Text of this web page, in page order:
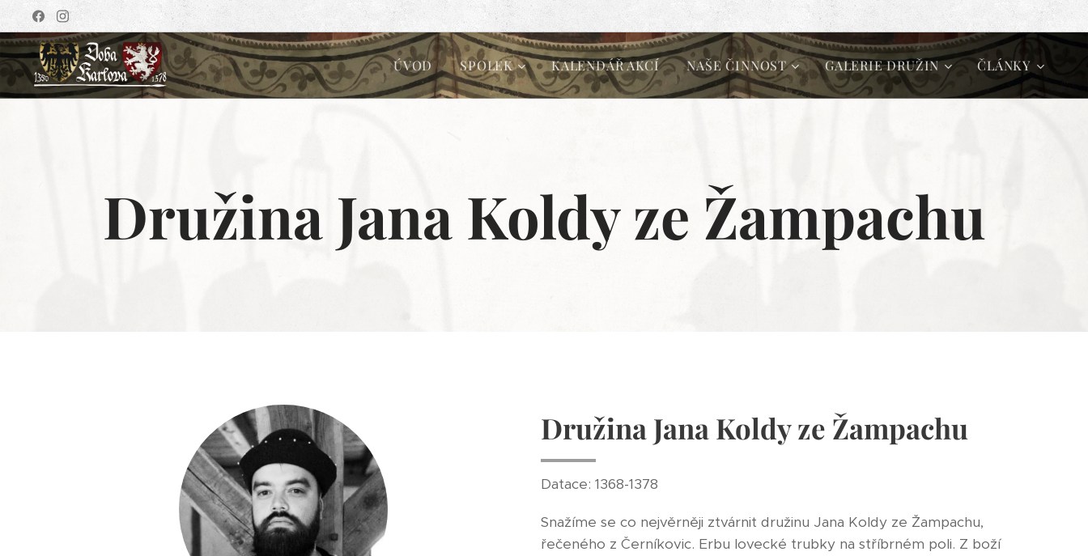
ÚVOD SPOLEK KALENDÁŘ AKCÍ NAŠE ČINNOST GALERIE DRUŽIN ČLÁNKY
Družina Jana Koldy ze Žampachu
Družina Jana Koldy ze Žampachu
Datace: 1368-1378
Snažíme se co nejvěrněji ztvárnit družinu Jana Koldy ze Žampachu,
řečeného z Černíkovic. Erbu lovecké trubky na stříbrném poli. Z boží